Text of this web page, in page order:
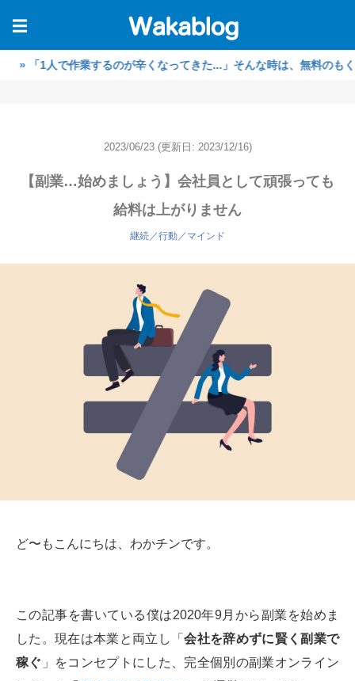
☰
作業するのが辛くなってきた...」そんな時は、無料のもくもく作
2023/06/23 (更新日: 2023/12/16)
【副業…始めましょう】会社員として頑張っても
給料は上がりません
継続／行動／マインド
ど〜もこんにちは、わかチンです。
この記事を書いている僕は2020年9月から副業を始めま
した。現在は本業と両立し「会社を辞めずに賢く副業で
稼ぐ 」をコンセプトにした、完全個別の副業オンライン